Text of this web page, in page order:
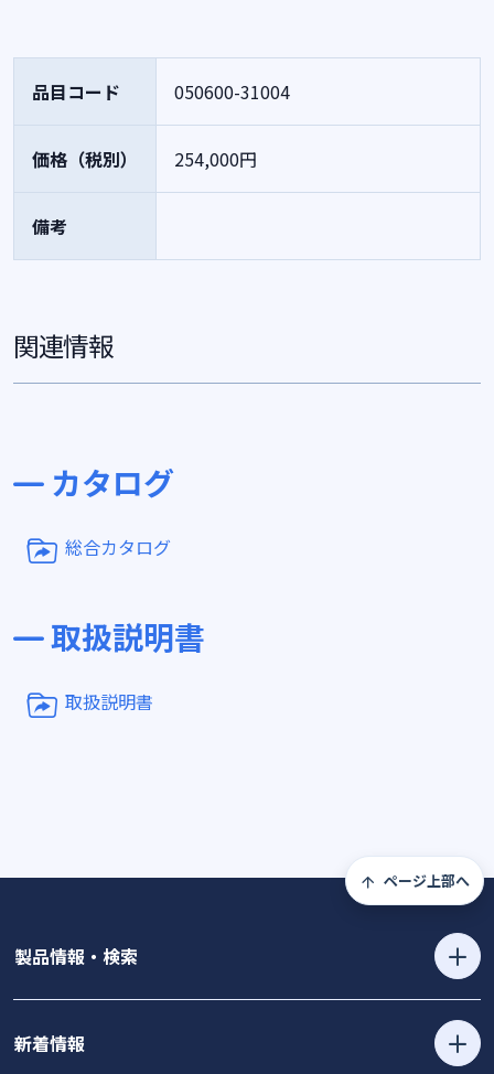
品目コード 050600-31004
価格（税別） 254,000円
備考
関連情報
カタログ
総合カタログ
取扱説明書
取扱説明書
ページ上部へ
製品情報・検索
新着情報